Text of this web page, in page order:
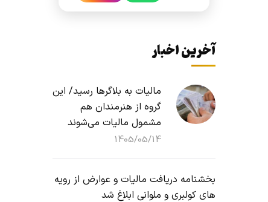
آخرین اخبار
مالیات به بلاگرها رسید/ این
گروه از هنرمندان هم
مشمول مالیات می‌شوند
1405/05/14
بخشنامه دریافت مالیات و عوارض از رویه
های کولبری و ملوانی ابلاغ شد